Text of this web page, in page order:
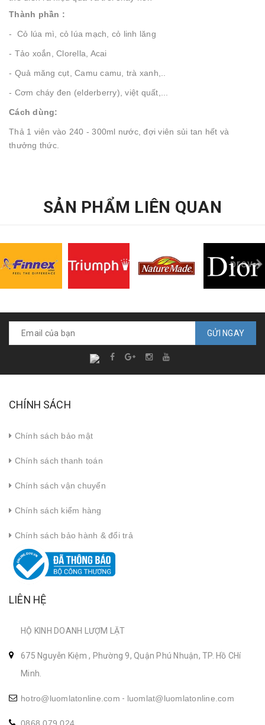
Thành phần :
- Cỏ lúa mì, cỏ lúa mạch, cỏ linh lăng
- Tảo xoắn, Clorella, Acai
- Quả măng cụt, Camu camu, trà xanh,..
- Cơm cháy đen (elderberry), việt quất,...
Cách dùng:
Thả 1 viên vào 240 - 300ml nước, đợi viên sủi tan hết và
thưởng thức.
SẢN PHẨM LIÊN QUAN
prev
GỬI NGAY
CHÍNH SÁCH
Chính sách bảo mật
Chính sách thanh toán
Chính sách vận chuyển
Chính sách kiểm hàng
Chính sách bảo hành & đổi trả
LIÊN HỆ
HỘ KINH DOANH LƯỢM LẶT
675 Nguyễn Kiệm , Phường 9, Quận Phú Nhuận, TP. Hồ CHí
Minh.
hotro@luomlatonline.com - luomlat@luomlatonline.com